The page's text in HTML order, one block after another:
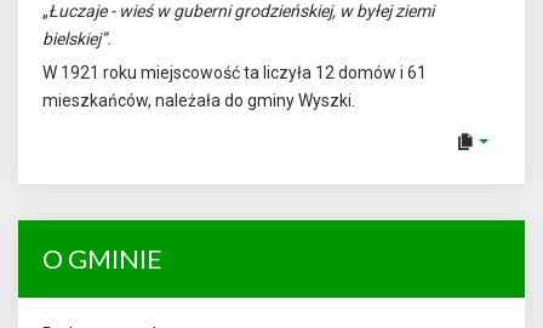
„Łuczaje - wieś w guberni grodzieńskiej, w byłej ziemi
bielskiej”.
W 1921 roku miejscowość ta liczyła 12 domów i 61
mieszkańców, należała do gminy Wyszki.
O GMINIE